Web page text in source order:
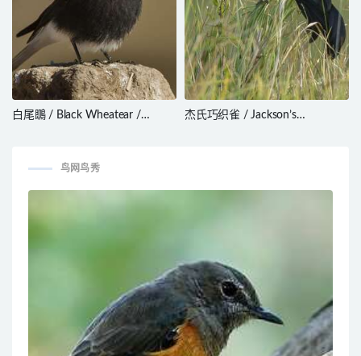
白尾䳭 / Black Wheatear /
杰氏巧织雀 / Jackson’s
鸟网鸟秀